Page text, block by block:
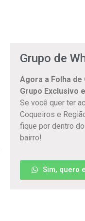
Grupo de
Agora a Folha
Grupo Exclusivo
Se você quer ter
Coqueiros e
fique por dentro
bairro!
Sim, quero